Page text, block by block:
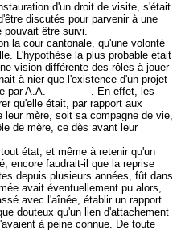
d'un droit de visite, s'était
discutés pour parvenir à une
pouvait être suivi.
la cour cantonale, qu'une volonté
L'hypothèse la plus probable était
vision différente des rôles à jouer
à nier que l'existence d'un projet
par A.A.________. En effet, les
qu'elle était, par rapport aux
leur mère, soit sa compagne de vie,
de mère, ce dès avant leur
état, et même à retenir qu'un
encore faudrait-il que la reprise
depuis plusieurs années, fût dans
avait éventuellement pu alors,
avec l'aînée, établir un rapport
douteux qu'un lien d'attachement
à peine connue. De toute